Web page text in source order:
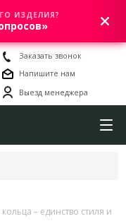
0
Заказать звонок
Напишите нам
Выезд менеджера
– единство стиля и
ИЗДЕЛИЯ?